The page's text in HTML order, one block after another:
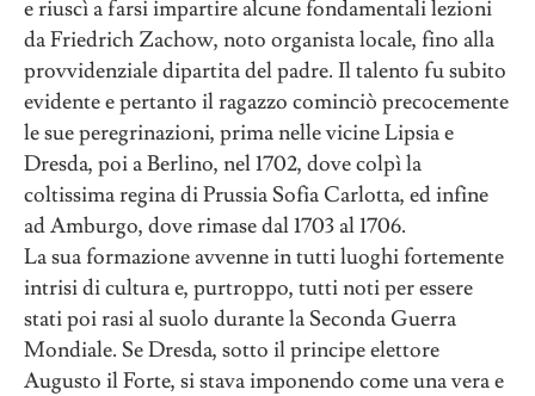
e riuscì a farsi impartire alcune fondamentali lezioni
da Friedrich Zachow, noto organista locale, fino alla
provvidenziale dipartita del padre. Il talento fu subito
evidente e pertanto il ragazzo cominciò precocemente
le sue peregrinazioni, prima nelle vicine Lipsia e
Dresda, poi a Berlino, nel 1702, dove colpì la
coltissima regina di Prussia Sofia Carlotta, ed infine
ad Amburgo, dove rimase dal 1703 al 1706.
La sua formazione avvenne in tutti luoghi fortemente
intrisi di cultura e, purtroppo, tutti noti per essere
stati poi rasi al suolo durante la Seconda Guerra
Mondiale. Se Dresda, sotto il principe elettore
Augusto il Forte, si stava imponendo come una vera e